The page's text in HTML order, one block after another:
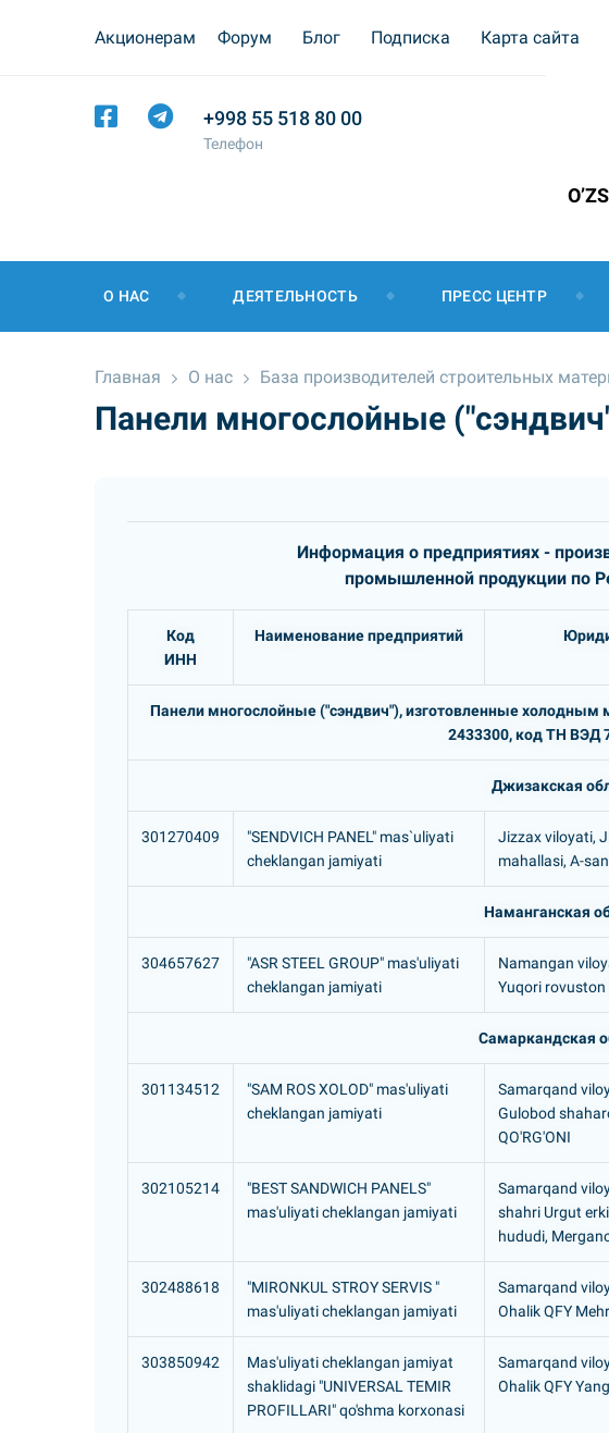
Акционерам Форум Блог Подписка Карта сайта
+998 55 518 80 00
Телефон
О НАС ДЕЯТЕЛЬНОСТЬ ПРЕСС ЦЕНТР
Главная О нас База производителей строительных
Панели многослойные
Информация о предприятиях -
промышленной продукции по
Код
ИНН
Наименование предприятий
Панели многослойные ("сэндвич"), изготовленные
2433300, код ТН ВЭД
Джизакская
301270409
"SENDVICH PANEL" mas`uliyati
cheklangan jamiyati
Jizzax viloyati,
mahallasi, A-
Наманганская
304657627
"ASR STEEL GROUP" mas'uliyati
cheklangan jamiyati
Namangan
Yuqori rovuston
Самаркандская
301134512
"SAM ROS XOLOD" mas'uliyati
cheklangan jamiyati
Samarqand
Gulobod
QO'RG'ONI
302105214
"BEST SANDWICH PANELS"
mas'uliyati cheklangan jamiyati
Samarqand
shahri Urgut
hududi,
302488618
"MIRONKUL STROY SERVIS "
mas'uliyati cheklangan jamiyati
Samarqand
Ohalik QFY
303850942
Mas'uliyati cheklangan jamiyat
shaklidagi "UNIVERSAL TEMIR
PROFILLARI" qo'shma korxonasi
Samarqand
Ohalik QFY